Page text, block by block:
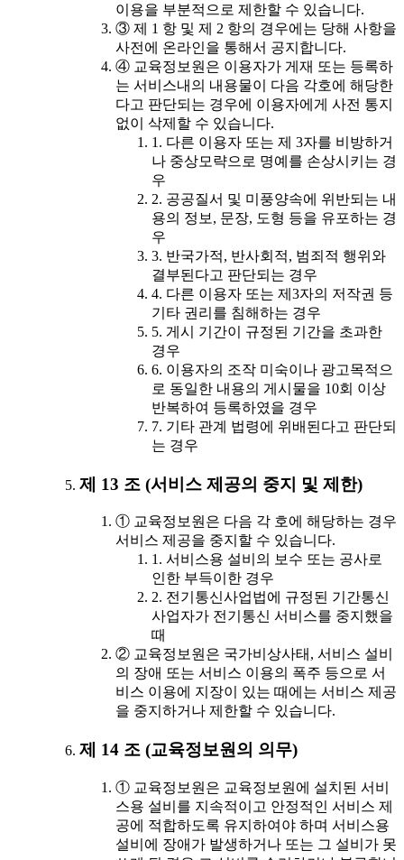
이용을 부분적으로 제한할 수 있습니다.
③ 제 1 항 및 제 2 항의 경우에는 당해 사항을
사전에 온라인을 통해서 공지합니다.
④ 교육정보원은 이용자가 게재 또는 등록하
는 서비스내의 내용물이 다음 각호에 해당한
다고 판단되는 경우에 이용자에게 사전 통지
없이 삭제할 수 있습니다.
1. 다른 이용자 또는 제 3자를 비방하거
나 중상모략으로 명예를 손상시키는 경
우
2. 공공질서 및 미풍양속에 위반되는 내
용의 정보, 문장, 도형 등을 유포하는 경
우
3. 반국가적, 반사회적, 범죄적 행위와
결부된다고 판단되는 경우
4. 다른 이용자 또는 제3자의 저작권 등
기타 권리를 침해하는 경우
5. 게시 기간이 규정된 기간을 초과한
경우
6. 이용자의 조작 미숙이나 광고목적으
로 동일한 내용의 게시물을 10회 이상
반복하여 등록하였을 경우
7. 기타 관계 법령에 위배된다고 판단되
는 경우
제 13 조 (서비스 제공의 중지 및 제한)
① 교육정보원은 다음 각 호에 해당하는 경우
서비스 제공을 중지할 수 있습니다.
1. 서비스용 설비의 보수 또는 공사로
인한 부득이한 경우
2. 전기통신사업법에 규정된 기간통신
사업자가 전기통신 서비스를 중지했을
때
② 교육정보원은 국가비상사태, 서비스 설비
의 장애 또는 서비스 이용의 폭주 등으로 서
비스 이용에 지장이 있는 때에는 서비스 제공
을 중지하거나 제한할 수 있습니다.
제 14 조 (교육정보원의 의무)
① 교육정보원은 교육정보원에 설치된 서비
스용 설비를 지속적이고 안정적인 서비스 제
공에 적합하도록 유지하여야 하며 서비스용
설비에 장애가 발생하거나 또는 그 설비가 못